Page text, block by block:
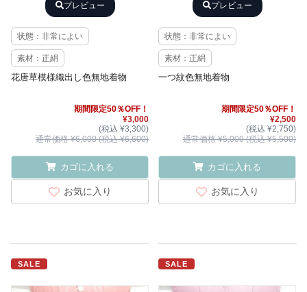
プレビュー
状態：非常によい
素材：正絹
花唐草模様織出し色無地着物
期間限定50％OFF！
¥3,000
(税込 ¥3,300)
通常価格 ¥6,000 (税込 ¥6,600)
カゴに入れる
お気に入り
プレビュー
状態：非常によい
素材：正絹
一つ紋色無地着物
期間限定50％OFF！
¥2,500
(税込 ¥2,750)
通常価格 ¥5,000 (税込 ¥5,500)
カゴに入れる
お気に入り
SALE SALE